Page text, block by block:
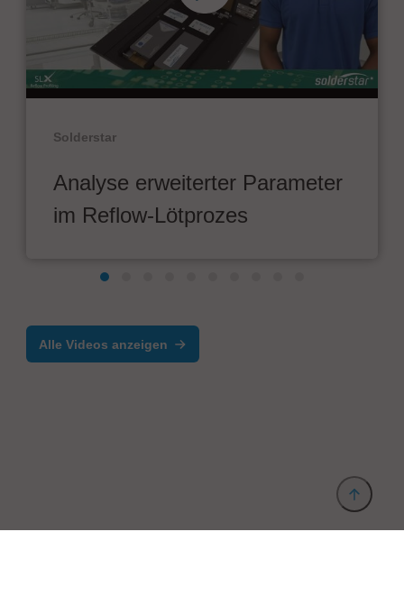
Solderstar
Analyse erweiterter Parameter
im Reflow-Lötprozes
Alle Videos anzeigen